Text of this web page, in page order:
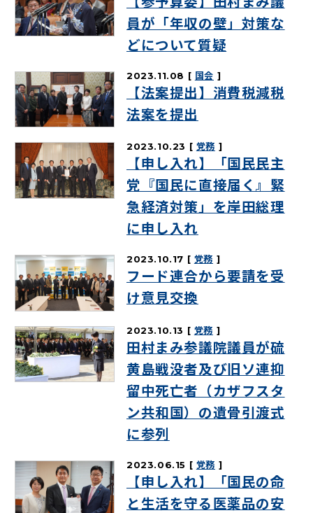
員が「年収の壁」対策な
どについて質疑
2023.11.08 国会
【法案提出】消費税減税
法案を提出
2023.10.23 党務
【申し入れ】「国民民主
党『国民に直接届く』緊
急経済対策」を岸田総理
に申し入れ
2023.10.17 党務
フード連合から要請を受
け意見交換
2023.10.13 党務
田村まみ参議院議員が硫
黄島戦没者及び旧ソ連抑
留中死亡者（カザフスタ
ン共和国）の遺骨引渡式
に参列
2023.06.15 党務
【申し入れ】「国民の命
と生活を守る医薬品の安